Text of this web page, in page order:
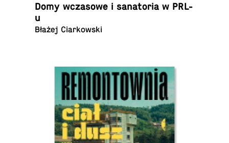
Domy wcza­so­we i sa­na­to­ria w PRL-
u
Błażej Ciarkowski